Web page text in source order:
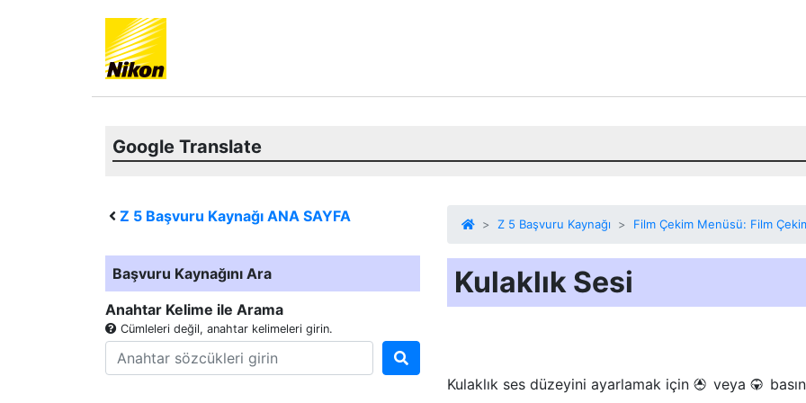
Google Translate
Z 5 Başvuru Kaynağı ANA SAYFA
Başvuru Kaynağını Ara
Anahtar Kelime ile Arama
Cümleleri değil, anahtar kelimeleri girin.
Z 5 Başvuru Kaynağı Film Çekim Menüsü: Film
Kulaklık Sesi
Kulaklık ses düzeyini ayarlamak için 1 veya 3